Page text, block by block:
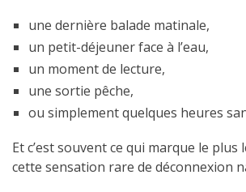
une dernière balade matinale,
un petit-déjeuner face à l’eau,
un moment de lecture,
une sortie pêche,
ou simplement quelques heures
Et c’est souvent ce qui marque le plus
cette sensation rare de déconnexion